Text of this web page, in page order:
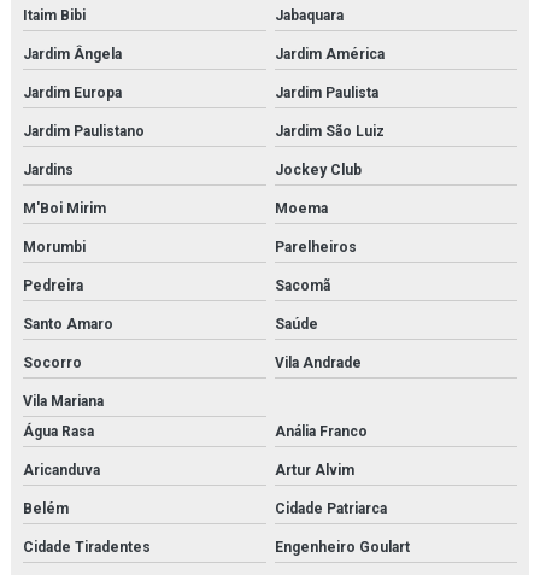
Microscópio biológico binocular
Microscópio biológico monocular
Microscópio biológico profissional
Microscópio biológico trinocular
Microscópio médico para faculdades
Microscópio monocular
Microscópio óptico monocular
Modelo anatômico da face
Modelo anatômico da mitose
Modelo anatômico da orelha
Itaim Bibi Jabaquara
Jardim Ângela Jardim América
Jardim Europa Jardim Paulista
Jardim Paulistano Jardim São Luiz
Jardins Jockey Club
M'Boi Mirim Moema
Morumbi Parelheiros
Pedreira Sacomã
Santo Amaro Saúde
Socorro Vila Andrade
Vila Mariana
Água Rasa
Anália Franco
Aricanduva Artur Alvim
Belém Cidade Patriarca
Cidade Tiradentes Engenheiro Goulart